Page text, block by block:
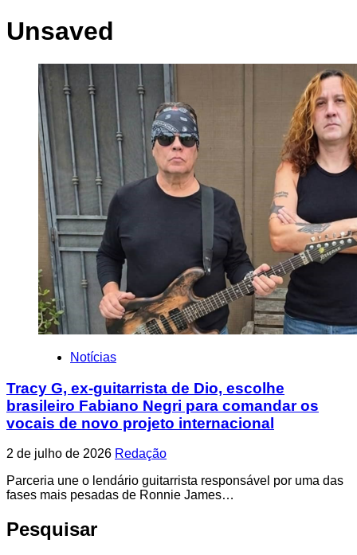
Unsaved
Notícias
Tracy G, ex-guitarrista de Dio, escolhe
brasileiro Fabiano Negri para comandar os
vocais de novo projeto internacional
2 de julho de 2026 Redação
Parceria une o lendário guitarrista responsável por uma das
fases mais pesadas de Ronnie James…
Pesquisar